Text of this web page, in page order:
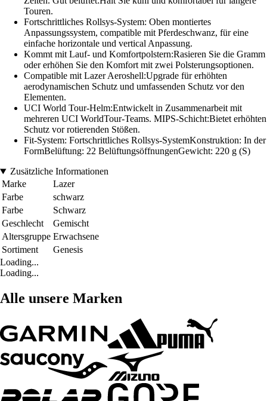
Touren.
Fortschrittliches Rollsys-System: Oben montiertes
Anpassungssystem, compatible mit Pferdeschwanz, für eine
einfache horizontale und vertical Anpassung.
Kommt mit Lauf- und Komfortpolstern:Rasieren Sie die Gramm
oder erhöhen Sie den Komfort mit zwei Polsterungsoptionen.
Compatible mit Lazer Aeroshell:Upgrade für erhöhten
aerodynamischen Schutz und umfassenden Schutz vor den
Elementen.
UCI World Tour-Helm:Entwickelt in Zusammenarbeit mit
mehreren UCI WorldTour-Teams. MIPS-Schicht:Bietet erhöhten
Schutz vor rotierenden Stößen.
Fit-System: Fortschrittliches Rollsys-SystemKonstruktion: In der
FormBelüftung: 22 BelüftungsöffnungenGewicht: 220 g (S)
Zusätzliche Informationen
Marke
Lazer
Farbe
schwarz
Farbe
Schwarz
Geschlecht
Gemischt
Altersgruppe Erwachsene
Sortiment
Genesis
Loading...
Loading...
Alle unsere Marken